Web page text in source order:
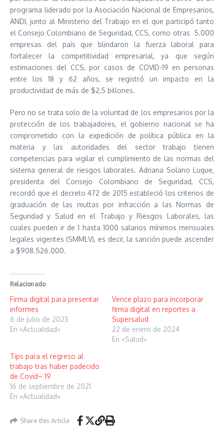
programa liderado por la Asociación Nacional de Empresarios,
ANDI, junto al Ministerio del Trabajo en el que participó tanto
el Consejo Colombiano de Seguridad, CCS, como otras 5.000
empresas del país que blindaron la fuerza laboral para
fortalecer la competitividad empresarial, ya que según
estimaciones del CCS, por casos de COVID-19 en personas
entre los 18 y 62 años, se registró un impacto en la
productividad de más de $2,5 billones.
Pero no se trata solo de la voluntad de los empresarios por la
protección de los trabajadores, el gobierno nacional se ha
comprometido con la expedición de política pública en la
materia y las autoridades del sector trabajo tienen
competencias para vigilar el cumplimiento de las normas del
sistema general de riesgos laborales. Adriana Solano Luque,
presidenta del Consejo Colombiano de Seguridad, CCS,
recordó que el decreto 472 de 2015 estableció los criterios de
graduación de las multas por infracción a las Normas de
Seguridad y Salud en el Trabajo y Riesgos Laborales, las
cuales pueden ir de 1 hasta 1000 salarios mínimos mensuales
legales vigentes (SMMLV), es decir, la sanción puede ascender
a $908.526.000.
Relacionado
Firma digital para presentar
informes
6 de julio de 2023
En «Actualidad»
Vence plazo para incorporar
firma digital en reportes a
Supersalud
22 de enero de 2024
En «Salud»
Tips para el regreso al
trabajo tras haber padecido
de Covid– 19
16 de septiembre de 2021
En «Actualidad»
Share this Article